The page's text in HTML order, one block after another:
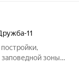
11
зоны